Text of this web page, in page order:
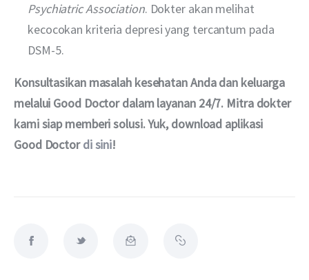
Psychiatric Association. Dokter akan melihat
kecocokan kriteria depresi yang tercantum pada
DSM-5.
Konsultasikan masalah kesehatan Anda dan keluarga
melalui Good Doctor dalam layanan 24/7. Mitra dokter
kami siap memberi solusi. Yuk, download aplikasi
Good Doctor di sini!